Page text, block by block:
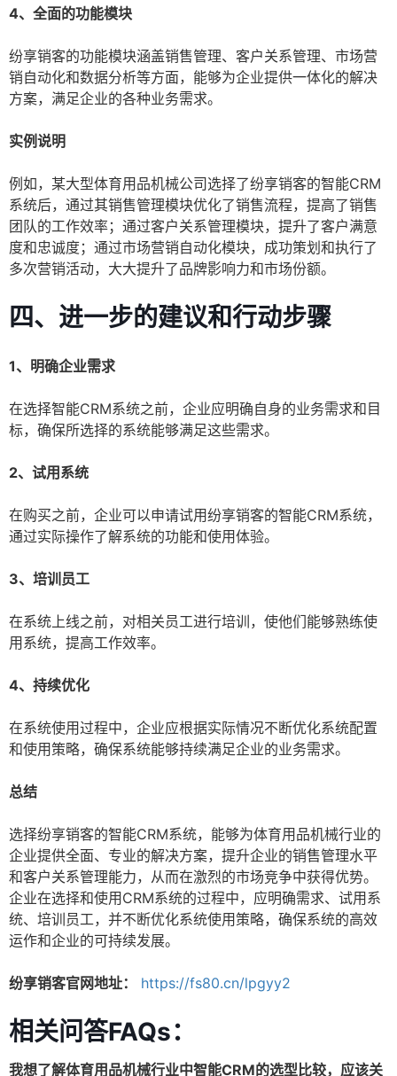
4、全面的功能模块
纷享销客的功能模块涵盖销售管理、客户关系管理、市场营
销自动化和数据分析等方面，能够为企业提供一体化的解决
方案，满足企业的各种业务需求。
实例说明
例如，某大型体育用品机械公司选择了纷享销客的智能CRM
系统后，通过其销售管理模块优化了销售流程，提高了销售
团队的工作效率；通过客户关系管理模块，提升了客户满意
度和忠诚度；通过市场营销自动化模块，成功策划和执行了
多次营销活动，大大提升了品牌影响力和市场份额。
四、进一步的建议和行动步骤
1、明确企业需求
在选择智能CRM系统之前，企业应明确自身的业务需求和目
标，确保所选择的系统能够满足这些需求。
2、试用系统
在购买之前，企业可以申请试用纷享销客的智能CRM系统，
通过实际操作了解系统的功能和使用体验。
3、培训员工
在系统上线之前，对相关员工进行培训，使他们能够熟练使
用系统，提高工作效率。
4、持续优化
在系统使用过程中，企业应根据实际情况不断优化系统配置
和使用策略，确保系统能够持续满足企业的业务需求。
总结
选择纷享销客的智能CRM系统，能够为体育用品机械行业的
企业提供全面、专业的解决方案，提升企业的销售管理水平
和客户关系管理能力，从而在激烈的市场竞争中获得优势。
企业在选择和使用CRM系统的过程中，应明确需求、试用系
统、培训员工，并不断优化系统使用策略，确保系统的高效
运作和企业的可持续发展。
纷享销客官网地址： https://fs80.cn/lpgyy2
相关问答FAQs：
我想了解体育用品机械行业中智能CRM的选型比较，应该关